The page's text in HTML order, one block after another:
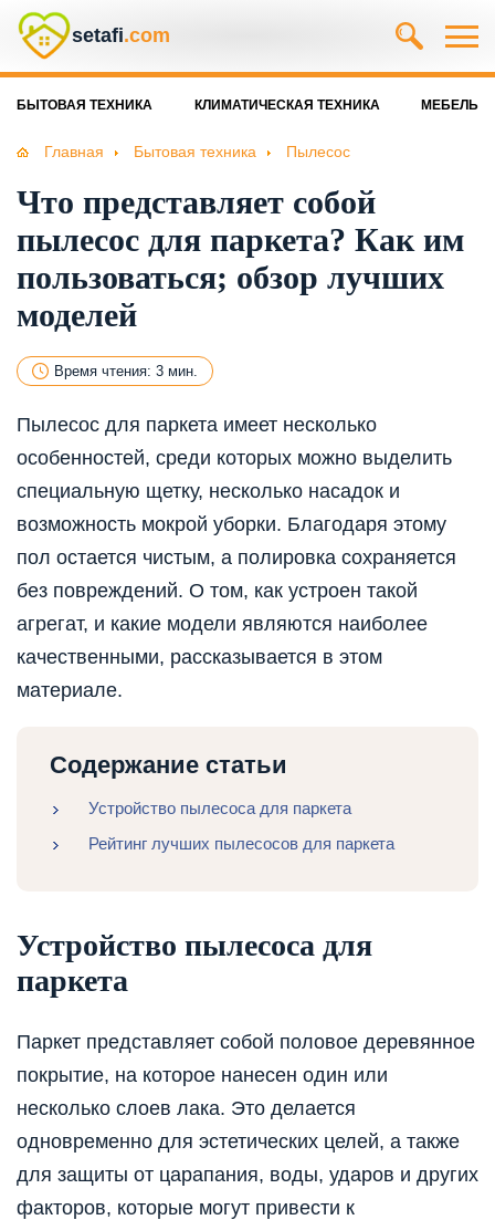
setafi.com
БЫТОВАЯ ТЕХНИКА КЛИМАТИЧЕСКАЯ ТЕХНИКА МЕБЕЛЬ
Главная Бытовая техника Пылесос
Что представляет собой
пылесос для паркета? Как им
пользоваться; обзор лучших
моделей
Время чтения: 3 мин.
Пылесос для паркета имеет несколько
особенностей, среди которых можно выделить
специальную щетку, несколько насадок и
возможность мокрой уборки. Благодаря этому
пол остается чистым, а полировка сохраняется
без повреждений. О том, как устроен такой
агрегат, и какие модели являются наиболее
качественными, рассказывается в этом
материале.
Содержание статьи
Устройство пылесоса для паркета
Рейтинг лучших пылесосов для паркета
Устройство пылесоса для
паркета
Паркет представляет собой половое деревянное
покрытие, на которое нанесен один или
несколько слоев лака. Это делается
одновременно для эстетических целей, а также
для защиты от царапания, воды, ударов и других
факторов, которые могут привести к